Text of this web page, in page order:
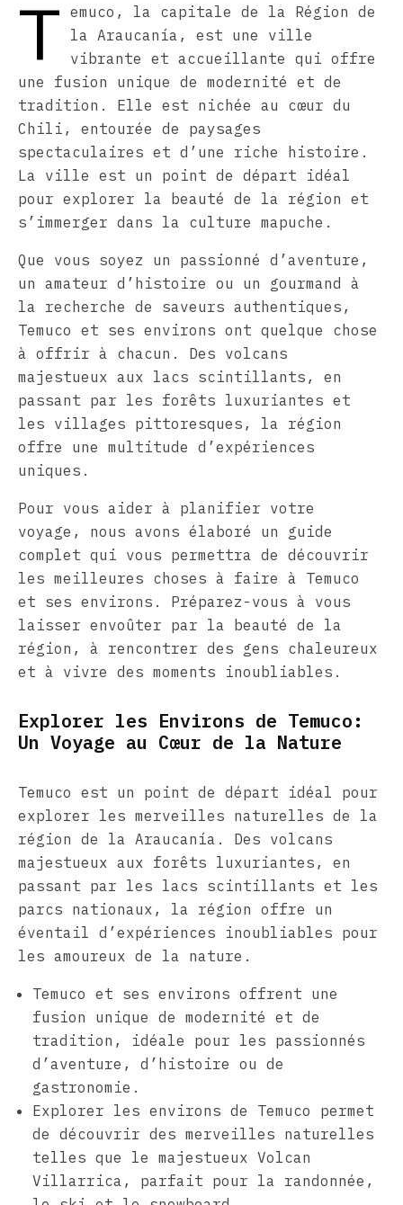
T emuco, la capitale de la Région de
la Araucanía, est une ville
vibrante et accueillante qui offre
une fusion unique de modernité et de
tradition. Elle est nichée au cœur du
Chili, entourée de paysages
spectaculaires et d’une riche histoire.
La ville est un point de départ idéal
pour explorer la beauté de la région et
s’immerger dans la culture mapuche.
Que vous soyez un passionné d’aventure,
un amateur d’histoire ou un gourmand à
la recherche de saveurs authentiques,
Temuco et ses environs ont quelque chose
à offrir à chacun. Des volcans
majestueux aux lacs scintillants, en
passant par les forêts luxuriantes et
les villages pittoresques, la région
offre une multitude d’expériences
uniques.
Pour vous aider à planifier votre
voyage, nous avons élaboré un guide
complet qui vous permettra de découvrir
les meilleures choses à faire à Temuco
et ses environs. Préparez-vous à vous
laisser envoûter par la beauté de la
région, à rencontrer des gens chaleureux
et à vivre des moments inoubliables.
Explorer les Environs de Temuco:
Un Voyage au Cœur de la Nature
Temuco est un point de départ idéal pour
explorer les merveilles naturelles de la
région de la Araucanía. Des volcans
majestueux aux forêts luxuriantes, en
passant par les lacs scintillants et les
parcs nationaux, la région offre un
éventail d’expériences inoubliables pour
les amoureux de la nature.
Temuco et ses environs offrent une
fusion unique de modernité et de
tradition, idéale pour les passionnés
d’aventure, d’histoire ou de
gastronomie.
Explorer les environs de Temuco permet
de découvrir des merveilles naturelles
telles que le majestueux Volcan
Villarrica, parfait pour la randonnée,